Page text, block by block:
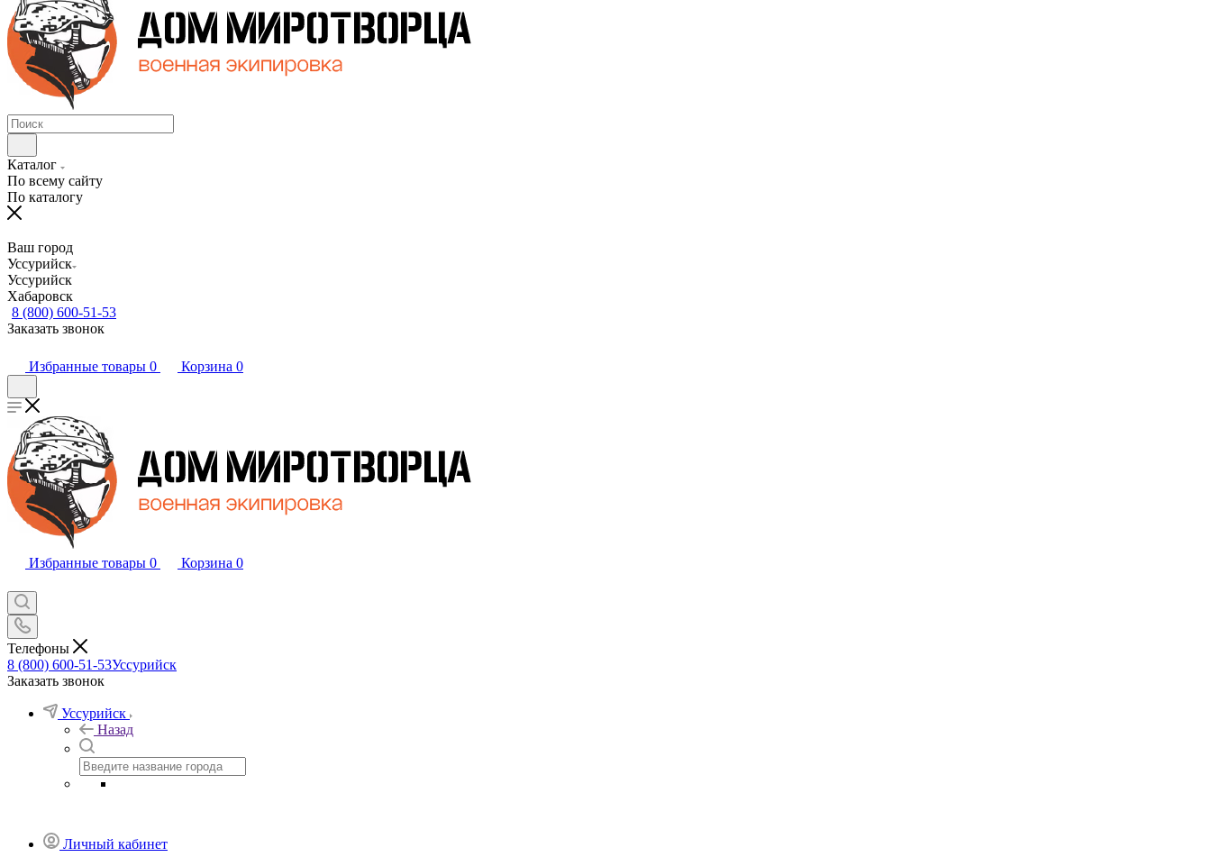
Каталог
По всему сайту
По каталогу
Ваш город
Уссурийск
Уссурийск
Хабаровск
8 (800) 600-51-53
Заказать звонок
Избранные товары 0 Корзина 0
Избранные товары 0 Корзина 0
Телефоны
8 (800) 600-51-53Уссурийск
Заказать звонок
Уссурийск
Назад
Личный кабинет